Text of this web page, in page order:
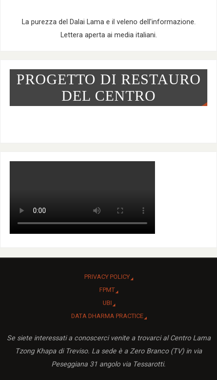
La purezza del Dalai Lama e il veleno dell'informazione.
Lettera aperta ai media italiani.
PROGETTO DI RESTAURO
DEL CENTRO
PRIVACY POLICY
FPMT
UBI
DATA DHARMA PRACTICE
Se siete interessati a conoscerci venite a trovarci al Centro Lama
Tzong Khapa di Treviso. La sede è a Zero Branco (TV) in via
Peseggiana 31 angolo via Tessarotti.